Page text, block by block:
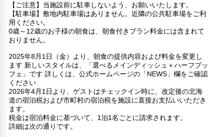
【ご注意】当施設前に駐車しないよう、お願いいたします。
【駐車場】敷地内駐車場はありません。近隣の公共駐車場をご利
用ください。
0歳～12歳のお子様の朝食は、朝食付きプラン料金には含まれて
おりません。
2025年8月1日（金）より、朝食の提供内容および料金を変更し
ます 新しいスタイルは、「選べるメインディッシュ＋ハーフブッ
フェ」です 詳しくは、公式ホームページの「NEWS」欄をご確認
ください
2026年4月1日より、ゲストはチェックイン時に、改定後の北海
道の宿泊税および市町村の宿泊税を施設に直接お支払いいただき
ます。
税金は宿泊料金に基づいて、1泊1名ごとに請求されます。
詳細は次の通りです。